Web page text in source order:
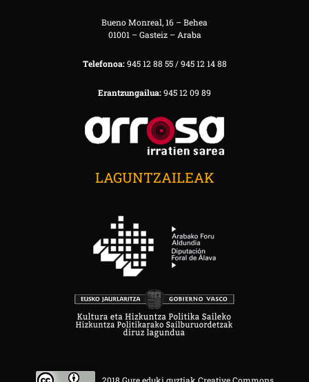
Bueno Monreal, 16 – Behea
01001 – Gasteiz – Araba
Telefonoa:945 12 88 55 / 945 12 14 88
Erantzungailua:945 12 09 89
LAGUNTZAILEAK
2018 Gure eduki guztiak Creative Commons